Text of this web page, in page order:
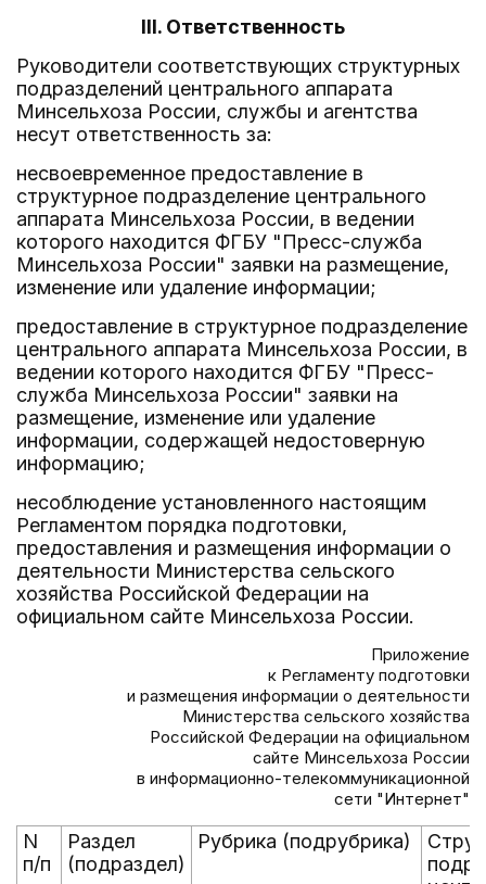
III. Ответственность
Руководители соответствующих структурных
подразделений центрального аппарата
Минсельхоза России, службы и агентства
несут ответственность за:
несвоевременное предоставление в
структурное подразделение центрального
аппарата Минсельхоза России, в ведении
которого находится ФГБУ "Пресс-служба
Минсельхоза России" заявки на размещение,
изменение или удаление информации;
предоставление в структурное подразделение
центрального аппарата Минсельхоза России, в
ведении которого находится ФГБУ "Пресс-
служба Минсельхоза России" заявки на
размещение, изменение или удаление
информации, содержащей недостоверную
информацию;
несоблюдение установленного настоящим
Регламентом порядка подготовки,
предоставления и размещения информации о
деятельности Министерства сельского
хозяйства Российской Федерации на
официальном сайте Минсельхоза России.
Приложение
к Регламенту подготовки
и размещения информации о деятельности
Министерства сельского хозяйства
Российской Федерации на официальном
сайте Минсельхоза России
в информационно-телекоммуникационной
сети "Интернет"
N
п/п
Раздел
(подраздел)
Рубрика (подрубрика)